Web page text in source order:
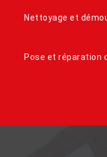
Nettoyage et
Pose et réparation